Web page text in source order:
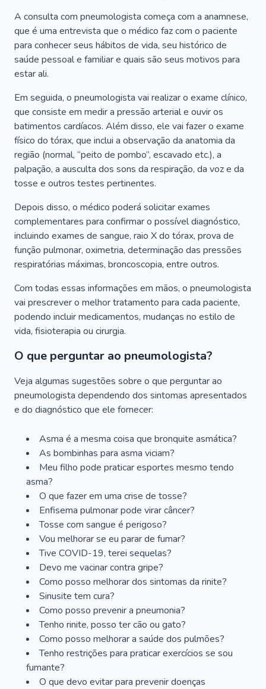
A consulta com pneumologista começa com a anamnese,
que é uma entrevista que o médico faz com o paciente
para conhecer seus hábitos de vida, seu histórico de
saúde pessoal e familiar e quais são seus motivos para
estar ali.
Em seguida, o pneumologista vai realizar o exame clínico,
que consiste em medir a pressão arterial e ouvir os
batimentos cardíacos. Além disso, ele vai fazer o exame
físico do tórax, que inclui a observação da anatomia da
região (normal, “peito de pombo”, escavado etc.), a
palpação, a ausculta dos sons da respiração, da voz e da
tosse e outros testes pertinentes.
Depois disso, o médico poderá solicitar exames
complementares para confirmar o possível diagnóstico,
incluindo exames de sangue, raio X do tórax, prova de
função pulmonar, oximetria, determinação das pressões
respiratórias máximas, broncoscopia, entre outros.
Com todas essas informações em mãos, o pneumologista
vai prescrever o melhor tratamento para cada paciente,
podendo incluir medicamentos, mudanças no estilo de
vida, fisioterapia ou cirurgia.
O que perguntar ao pneumologista?
Veja algumas sugestões sobre o que perguntar ao
pneumologista dependendo dos sintomas apresentados
e do diagnóstico que ele fornecer:
Asma é a mesma coisa que bronquite asmática?
As bombinhas para asma viciam?
Meu filho pode praticar esportes mesmo tendo
asma?
O que fazer em uma crise de tosse?
Enfisema pulmonar pode virar câncer?
Tosse com sangue é perigoso?
Vou melhorar se eu parar de fumar?
Tive COVID-19, terei sequelas?
Devo me vacinar contra gripe?
Como posso melhorar dos sintomas da rinite?
Sinusite tem cura?
Como posso prevenir a pneumonia?
Tenho rinite, posso ter cão ou gato?
Como posso melhorar a saúde dos pulmões?
Tenho restrições para praticar exercícios se sou
fumante?
O que devo evitar para prevenir doenças